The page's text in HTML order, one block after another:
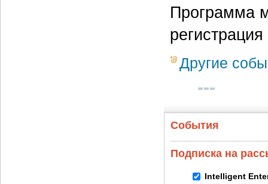
Программа
Другие
События
Подписка на
Intelligent